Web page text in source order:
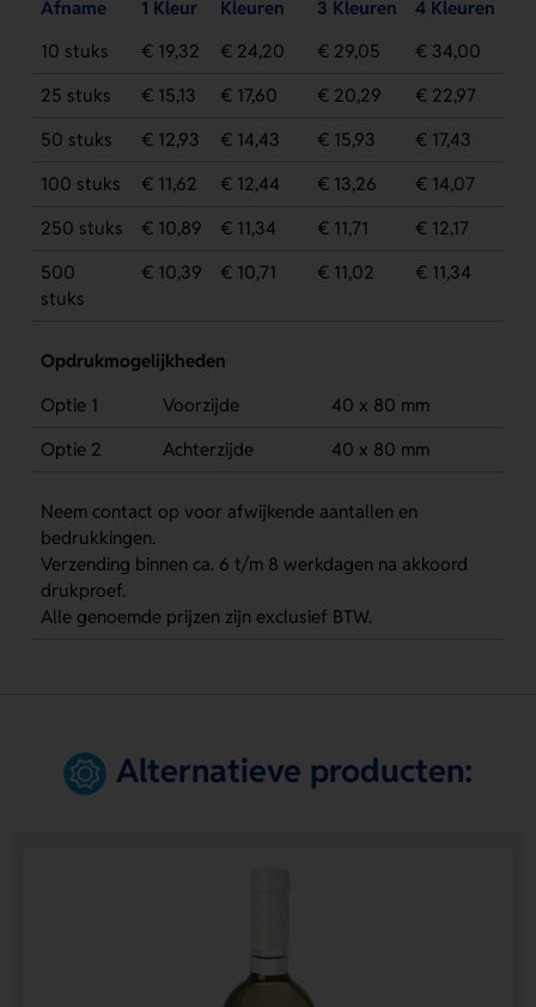
Afname 1 Kleur Kleuren 3 Kleuren
4 Kleuren
10 stuks
€ 19,32 € 24,20 € 29,05
€ 34,00
25 stuks
€ 15,13 € 17,60 € 20,29
€ 22,97
50 stuks
€ 12,93 € 14,43 € 15,93
€ 17,43
100 stuks
€ 11,62 € 12,44 € 13,26
€ 14,07
250 stuks
€ 10,89 € 11,34 € 11,71
€ 12,17
500
stuks
€ 10,39 € 10,71 € 11,02 € 11,34
Opdrukmogelijkheden
Optie 1
Voorzijde
40 x 80 mm
Optie 2
Achterzijde 40 x 80 mm
Neem contact op voor afwijkende aantallen en
bedrukkingen.
Verzending binnen ca. 6 t/m 8 werkdagen na akkoord
drukproef.
Alle genoemde prijzen zijn exclusief BTW.
Alternatieve producten: